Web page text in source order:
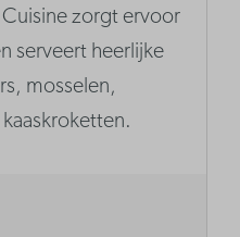
zorgt ervoor
serveert heerlijke
mosselen,